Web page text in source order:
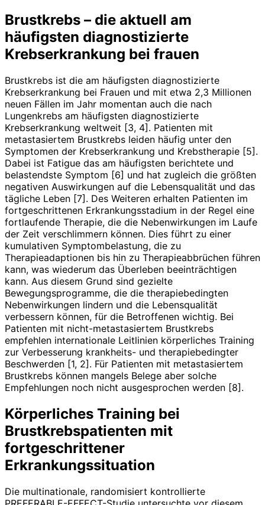
Brustkrebs – die aktuell am
häufigsten diagnostizierte
Krebserkrankung bei frauen
Brustkrebs ist die am häufigsten diagnostizierte
Krebserkrankung bei Frauen und mit etwa 2,3 Millionen
neuen Fällen im Jahr momentan auch die nach
Lungenkrebs am häufigsten diagnostizierte
Krebserkrankung weltweit [3, 4]. Patienten mit
metastasiertem Brustkrebs leiden häufig unter den
Symptomen der Krebserkrankung und Krebstherapie [5].
Dabei ist Fatigue das am häufigsten berichtete und
belastendste Symptom [6] und hat zugleich die größten
negativen Auswirkungen auf die Lebensqualität und das
tägliche Leben [7]. Des Weiteren erhalten Patienten im
fortgeschrittenen Erkrankungsstadium in der Regel eine
fortlaufende Therapie, die die Nebenwirkungen im Laufe
der Zeit verschlimmern können. Dies führt zu einer
kumulativen Symptombelastung, die zu
Therapieadaptionen bis hin zu Therapieabbrüchen führen
kann, was wiederum das Überleben beeinträchtigen
kann. Aus diesem Grund sind gezielte
Bewegungsprogramme, die die therapiebedingten
Nebenwirkungen lindern und die Lebensqualität
verbessern können, für die Betroffenen wichtig. Bei
Patienten mit nicht-metastasiertem Brustkrebs
empfehlen internationale Leitlinien körperliches Training
zur Verbesserung krankheits- und therapiebedingter
Beschwerden [1, 2]. Für Patienten mit metastasiertem
Brustkrebs können mangels Belege aber solche
Empfehlungen noch nicht ausgesprochen werden [8].
Körperliches Training bei
Brustkrebspatienten mit
fortgeschrittener
Erkrankungssituation
Die multinationale, randomisiert kon­trollierte